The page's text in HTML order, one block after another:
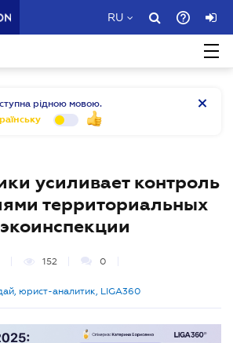
RU
рідною мовою.
усиливает контроль
территориальных
152 0
юрист-аналитик, LIGA360